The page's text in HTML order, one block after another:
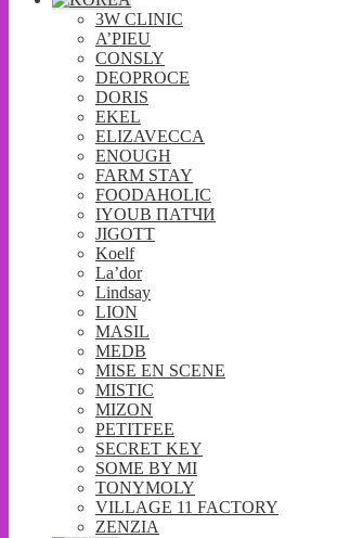
3W CLINIC
A’PIEU
CONSLY
DEOPROCE
DORIS
EKEL
ELIZAVECCA
ENOUGH
FARM STAY
FOODAHOLIC
IYOUB ПАТЧИ
JIGOTT
Koelf
La’dor
Lindsay
LION
MASIL
MEDB
MISE EN SCENE
MISTIC
MIZON
PETITFEE
SECRET KEY
SOME BY MI
TONYMOLY
VILLAGE 11 FACTORY
ZENZIA